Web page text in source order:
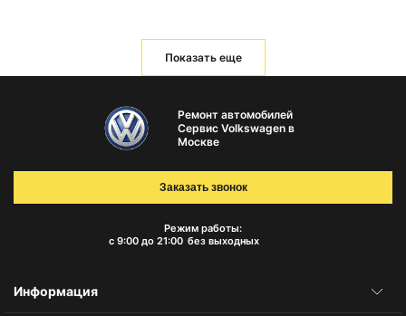
Показать еще
Ремонт автомобилей
Сервис Volkswagen в
Москве
Режим работы:
с 9:00 до 21:00 без выходных
Заказать звонок
Информация